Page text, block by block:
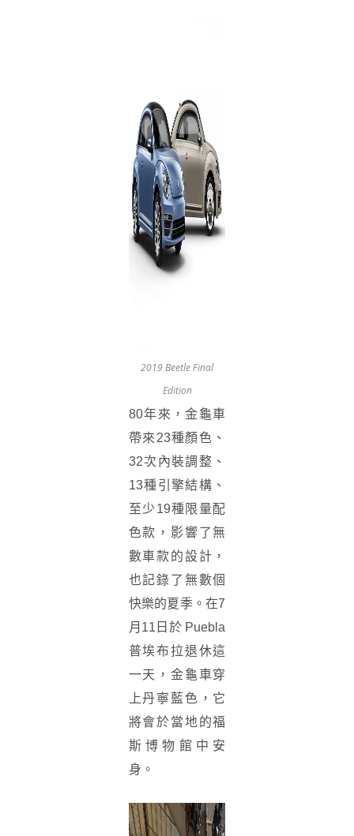
2019 Beetle Final
Edition
80年來，金龜車
帶來23種顏色、
32次內裝調整、
13種引擎結構、
至少19種限量配
色款，影響了無
數車款的設計，
也記錄了無數個
快樂的夏季。在7
月11日於 Puebla
普埃布拉退休這
一天，金龜車穿
上丹寧藍色，它
將會於當地的福
斯博物館中安
身。